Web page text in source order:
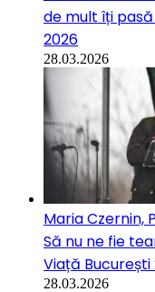
de mult îți
2026
28.03.2026
Maria Czernin,
Să nu ne fie
Viață București
28.03.2026